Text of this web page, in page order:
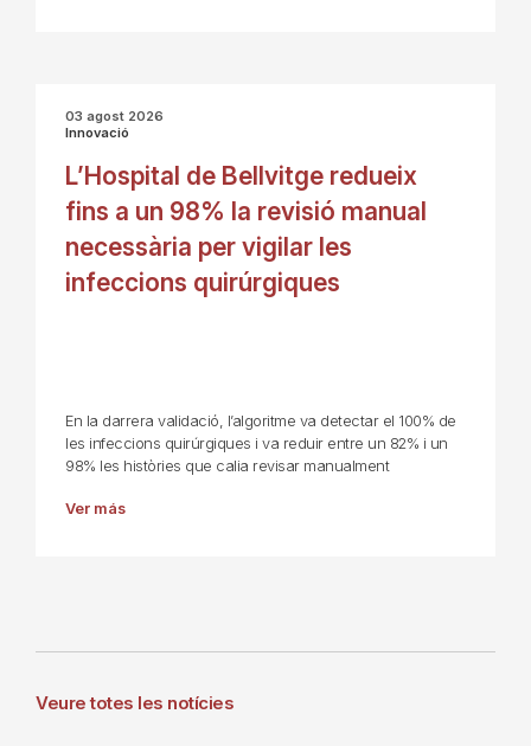
03 agost 2026
Innovació
L’Hospital de Bellvitge redueix
fins a un 98% la revisió manual
necessària per vigilar les
infeccions quirúrgiques
En la darrera validació, l’algoritme va detectar el 100% de
les infeccions quirúrgiques i va reduir entre un 82% i un
98% les històries que calia revisar manualment
Ver más
Veure totes les notícies